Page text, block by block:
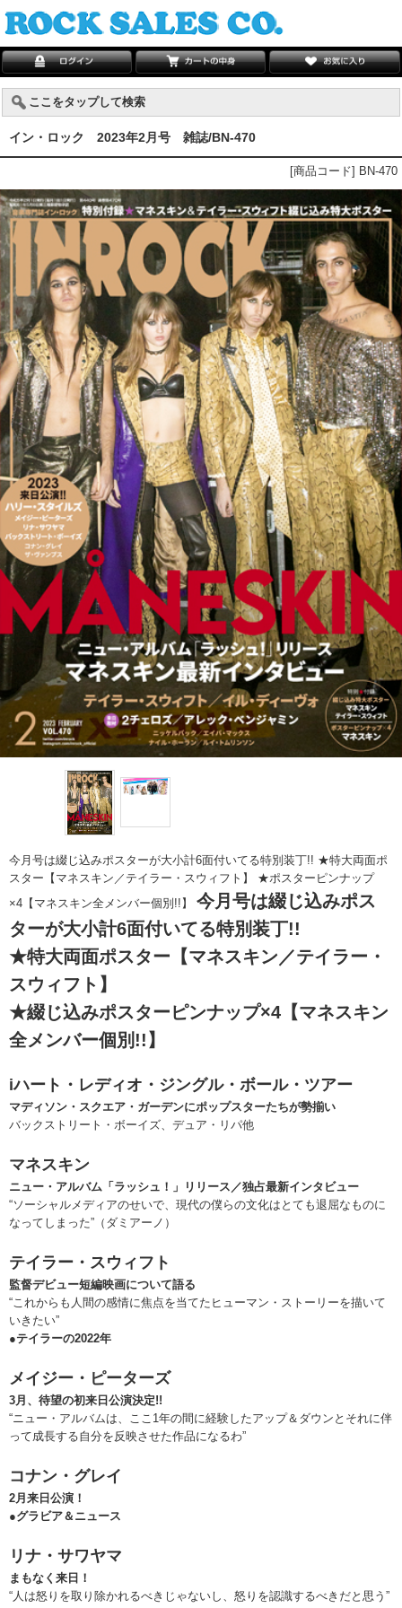
ここをタップして検索
イン・ロック 2023年2月号 雑誌/BN-470
[商品コード] BN-470
今月号は綴じ込みポスターが大小計6面付いてる特別装丁!! ★特大両面ポ
スター【マネスキン／テイラー・スウィフト】 ★ポスターピンナップ
×4【マネスキン全メンバー個別!!】 今月号は綴じ込みポス
ターが大小計6面付いてる特別装丁!!
★特大両面ポスター【マネスキン／テイラー・
スウィフト】
★綴じ込みポスターピンナップ×4【マネスキン
全メンバー個別!!】
iハート・レディオ・ジングル・ボール・ツアー
マディソン・スクエア・ガーデンにポップスターたちが勢揃い
バックストリート・ボーイズ、デュア・リパ他
マネスキン
ニュー・アルバム「ラッシュ！」リリース／独占最新インタビュー
“ソーシャルメディアのせいで、現代の僕らの文化はとても退屈なものに
なってしまった”（ダミアーノ）
テイラー・スウィフト
監督デビュー短編映画について語る
“これからも人間の感情に焦点を当てたヒューマン・ストーリーを描いて
いきたい”
●テイラーの2022年
メイジー・ピーターズ
3月、待望の初来日公演決定!!
“ニュー・アルバムは、ここ1年の間に経験したアップ＆ダウンとそれに伴
って成長する自分を反映させた作品になるわ”
コナン・グレイ
2月来日公演！
●グラビア＆ニュース
リナ・サワヤマ
まもなく来日！
“人は怒りを取り除かれるべきじゃないし、怒りを認識するべきだと思う”